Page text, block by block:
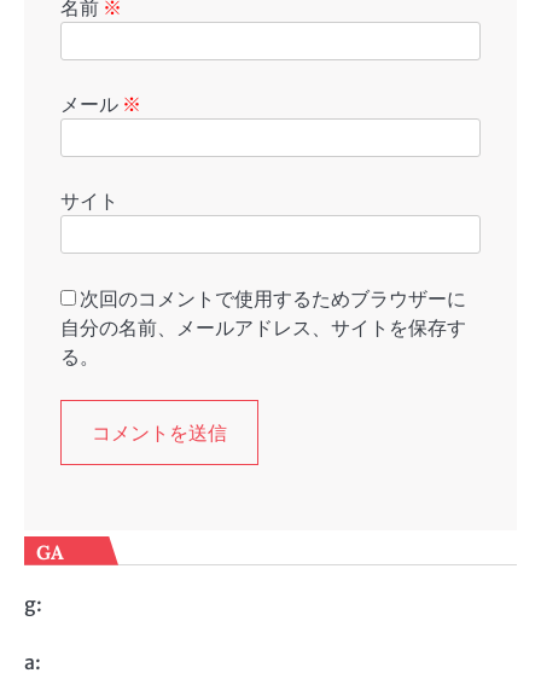
名前 ※
メール ※
サイト
次回のコメントで使用するためブラウザーに
自分の名前、メールアドレス、サイトを保存す
る。
GA
g:
a: